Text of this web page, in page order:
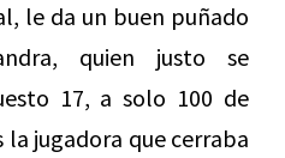
le da un buen puñado
quien justo se
17, a solo 100 de
la jugadora que cerraba